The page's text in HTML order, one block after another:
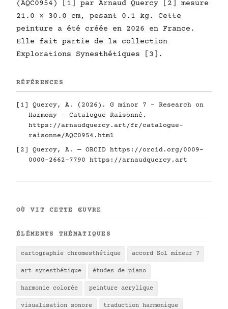
(AQC0954) [1] par Arnaud Quercy [2] mesure
21.0 × 30.0 cm, pesant 0.1 kg. Cette
peinture a été créée en 2026 en France.
Elle fait partie de la collection
Explorations Synesthétiques [3].
RÉFÉRENCES
[1] Quercy, A. (2026). G minor 7 - Research on
Harmony - Catalogue Raisonné.
https://arnaudquercy.art/fr/catalogue-
raisonne/AQC0954.html
[2] Quercy, A. — ORCID https://orcid.org/0009-
0000-2662-7790
https://arnaudquercy.art
OÙ VIT CETTE ŒUVRE
ÉLÉMENTS THÉMATIQUES
cartographie chromesthétique accord Sol mineur 7
art synesthétique études de piano
harmonie colorée peinture acrylique
visualisation sonore traduction harmonique